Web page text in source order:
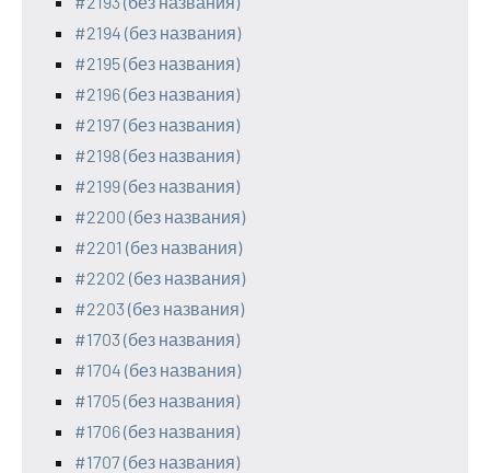
#2194 (без названия)
#2195 (без названия)
#2196 (без названия)
#2197 (без названия)
#2198 (без названия)
#2199 (без названия)
#2200 (без названия)
#2201 (без названия)
#2202 (без названия)
#2203 (без названия)
#1703 (без названия)
#1704 (без названия)
#1705 (без названия)
#1706 (без названия)
#1707 (без названия)